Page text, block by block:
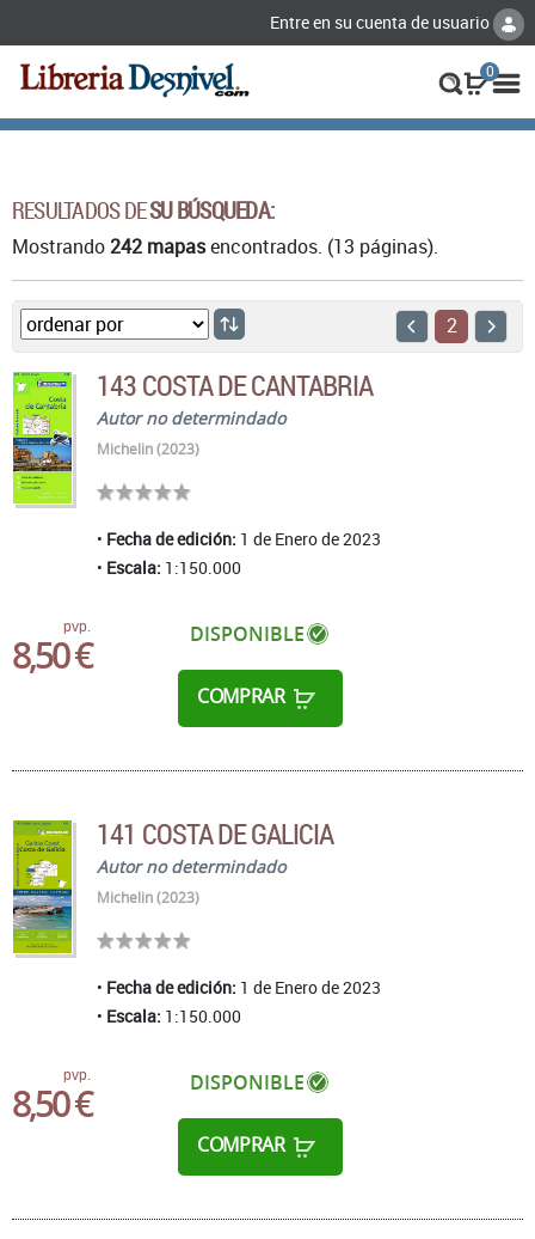
Entre en su cuenta de usuario
0
RESULTADOS DESU BÚSQUEDA:
Mostrando 242 mapasencontrados. (13 páginas).
2
143 COSTA DE CANTABRIA
Autor no determindado
Michelin (2023)
Fecha de edición: 1 de Enero de 2023
Escala: 1:150.000
pvp.
8,50 € DISPONIBLE
COMPRAR
141 COSTA DE GALICIA
Autor no determindado
Michelin (2023)
Fecha de edición: 1 de Enero de 2023
Escala: 1:150.000
pvp.
8,50 € DISPONIBLE
COMPRAR